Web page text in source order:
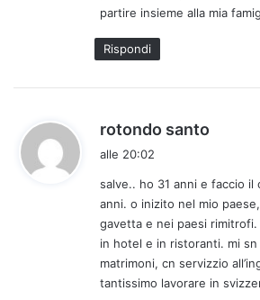
t
partire insieme alla mia
Rispondi
rotondo santo
e
t
t
o
:
alle 20:02
salve.. ho 31 anni e faccio il
anni. o inizito nel mio
gavetta e nei paesi
in hotel e in ristoranti. mi
matrimoni, cn servizzio
tantissimo lavorare in